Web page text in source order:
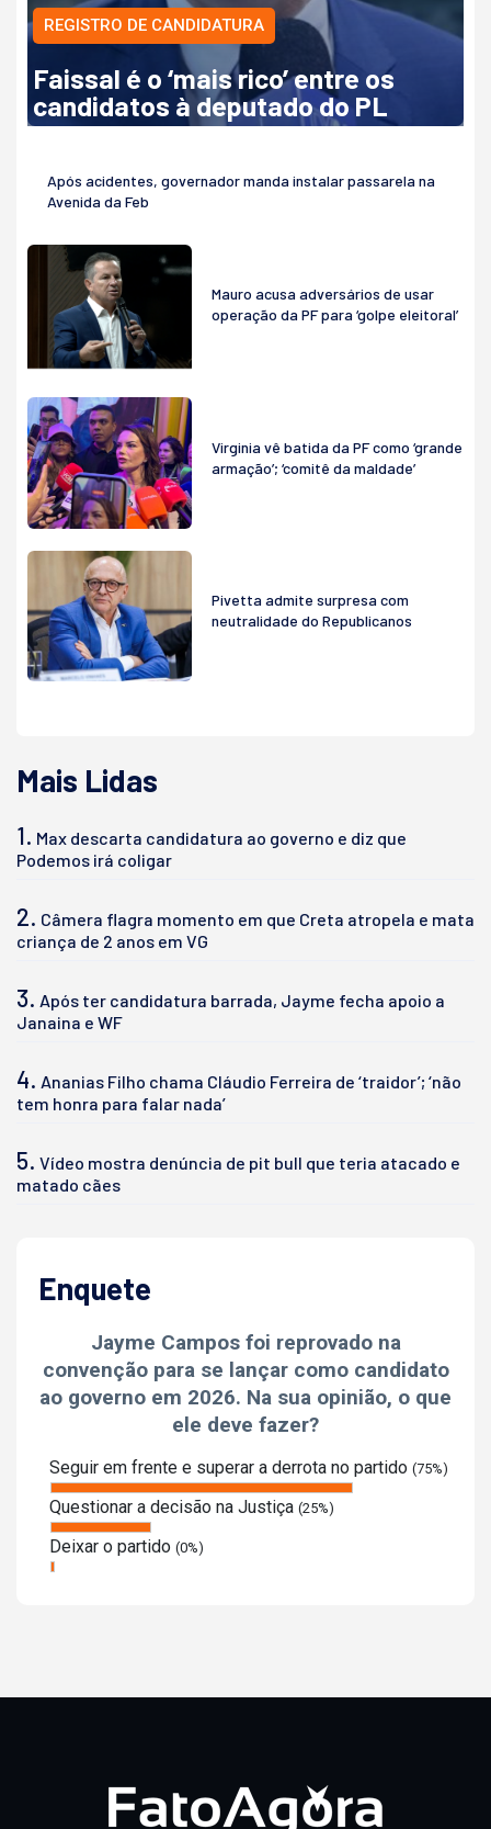
REGISTRO DE CANDIDATURA
Faissal é o ‘mais rico’ entre os
candidatos à deputado do PL
Após acidentes, governador manda instalar passarela na
Avenida da Feb
Mauro acusa adversários de usar
operação da PF para ‘golpe eleitoral’
Virginia vê batida da PF como ‘grande
armação’; ‘comitê da maldade’
Pivetta admite surpresa com
neutralidade do Republicanos
Mais Lidas
1. Max descarta candidatura ao governo e diz que
Podemos irá coligar
2. Câmera flagra momento em que Creta atropela e mata
criança de 2 anos em VG
3. Após ter candidatura barrada, Jayme fecha apoio a
Janaina e WF
4. Ananias Filho chama Cláudio Ferreira de ‘traidor’; ‘não
tem honra para falar nada’
5. Vídeo mostra denúncia de pit bull que teria atacado e
matado cães
Enquete
Jayme Campos foi reprovado na
convenção para se lançar como candidato
ao governo em 2026. Na sua opinião, o que
ele deve fazer?
Seguir em frente e superar a derrota no partido (75%)
Questionar a decisão na Justiça (25%)
Deixar o partido (0%)